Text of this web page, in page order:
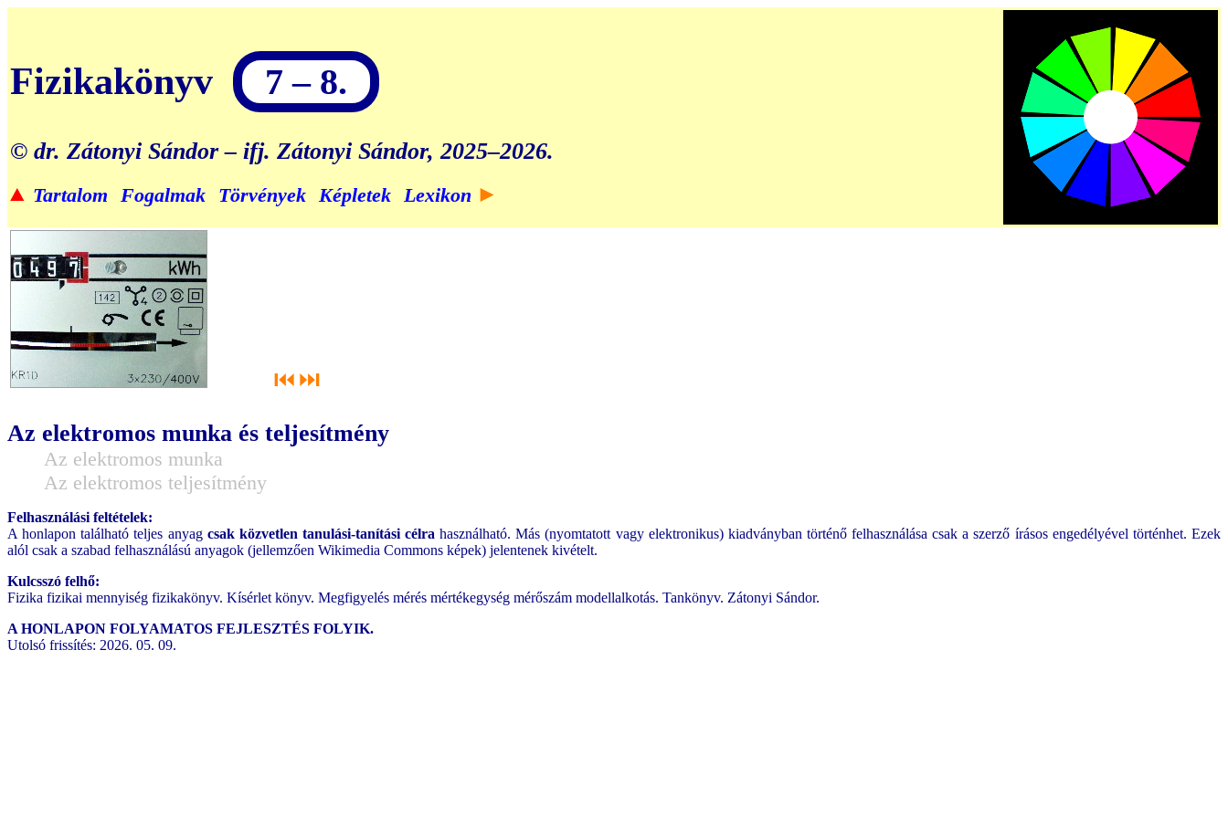
Fizikakönyv 7 – 8.
© dr. Zátonyi Sándor – ifj. Zátonyi Sándor, 2025–2026.
▲ Tartalom Fogalmak Törvények Képletek Lexikon ►
⏮ ⏭
Az elektromos munka és teljesítmény
Az elektromos munka
Az elektromos teljesítmény
Felhasználási feltételek:
A honlapon található teljes anyag csak közvetlen tanulási-tanítási célra használható. Más (nyomtatott vagy elektronikus) kiadványban történő felhasználása csak a szerző írásos engedélyével történhet. Ezek
alól csak a szabad felhasználású anyagok (jellemzően Wikimedia Commons képek) jelentenek kivételt.
Kulcsszó felhő:
Fizika fizikai mennyiség fizikakönyv. Kísérlet könyv. Megfigyelés mérés mértékegység mérőszám modellalkotás. Tankönyv. Zátonyi Sándor.
A HONLAPON FOLYAMATOS FEJLESZTÉS FOLYIK.
Utolsó frissítés: 2026. 05. 09.